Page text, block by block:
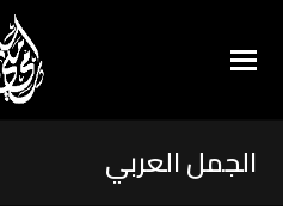
الجمل العربي